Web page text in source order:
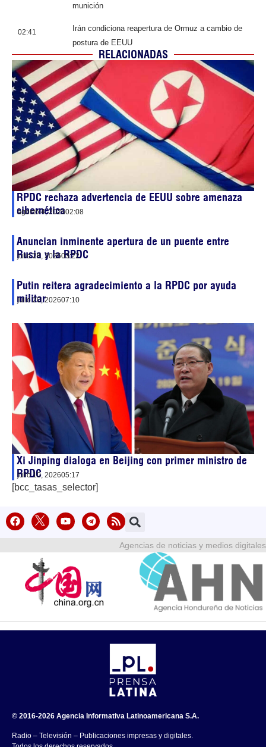
munición
02:41
Irán condiciona reapertura de Ormuz a cambio de
postura de EEUU
RELACIONADAS
RPDC rechaza advertencia de EEUU sobre amenaza
cibernética
agosto 4, 202602:08
Anuncian inminente apertura de un puente entre
Rusia y la RPDC
julio 28, 202603:22
Putin reitera agradecimiento a la RPDC por ayuda
militar
julio 20, 202607:10
Xi Jinping dialoga en Beijing con primer ministro de
RPDC
julio 10, 202605:17
[bcc_tasas_selector]
Agencias de noticias y medios digitales
© 2016-2026 Agencia Informativa Latinoamericana S.A.
Radio – Televisión – Publicaciones impresas y digitales.